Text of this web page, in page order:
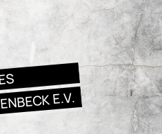
E.V.